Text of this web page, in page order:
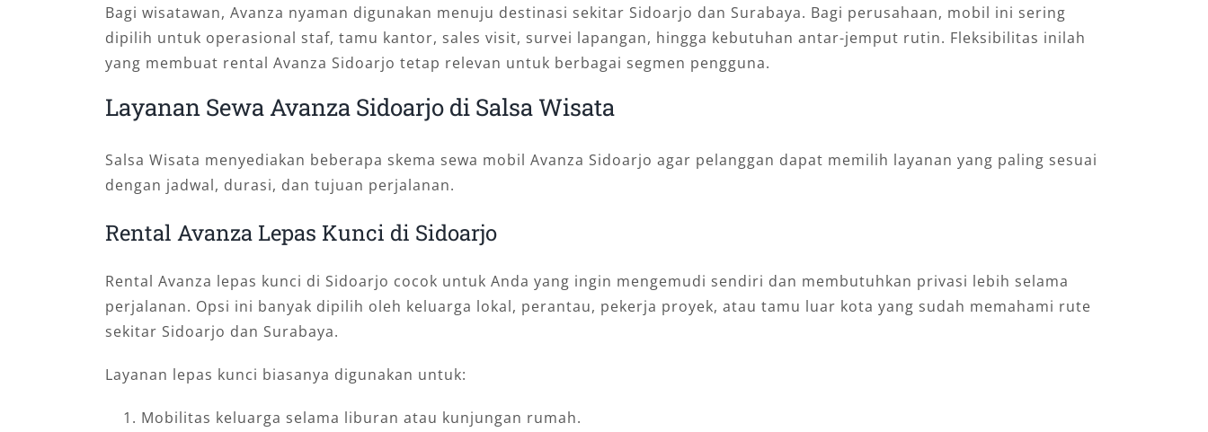
Bagi wisatawan, Avanza nyaman digunakan menuju destinasi sekitar Sidoarjo dan Surabaya. Bagi perusahaan, mobil ini sering
dipilih untuk operasional staf, tamu kantor, sales visit, survei lapangan, hingga kebutuhan antar-jemput rutin. Fleksibilitas inilah
yang membuat rental Avanza Sidoarjo tetap relevan untuk berbagai segmen pengguna.
Layanan Sewa Avanza Sidoarjo di Salsa Wisata
Salsa Wisata menyediakan beberapa skema sewa mobil Avanza Sidoarjo agar pelanggan dapat memilih layanan yang paling sesuai
dengan jadwal, durasi, dan tujuan perjalanan.
Rental Avanza Lepas Kunci di Sidoarjo
Rental Avanza lepas kunci di Sidoarjo cocok untuk Anda yang ingin mengemudi sendiri dan membutuhkan privasi lebih selama
perjalanan. Opsi ini banyak dipilih oleh keluarga lokal, perantau, pekerja proyek, atau tamu luar kota yang sudah memahami rute
sekitar Sidoarjo dan Surabaya.
Layanan lepas kunci biasanya digunakan untuk:
Mobilitas keluarga selama liburan atau kunjungan rumah.